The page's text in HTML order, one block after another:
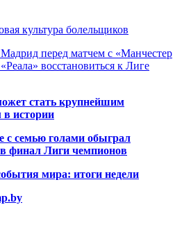
культура болельщиков
перед матчем с «Манчестер
восстановиться к Лиге
стать крупнейшим
истории
с семью голами обыграл
финал Лиги чемпионов
мира: итоги недели